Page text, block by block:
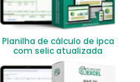
Planilha de cálculo de ipca
com selic atualizada